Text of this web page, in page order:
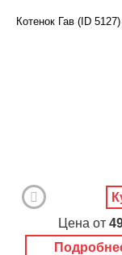
Котенок Гав (ID 5127)
Цена от